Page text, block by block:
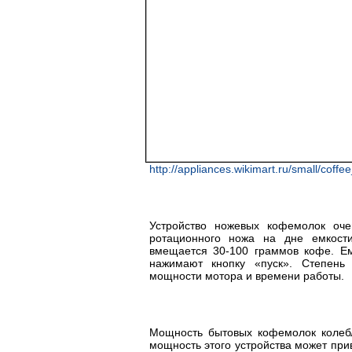
http://appliances.wikimart.ru/small/
Устройство ножевых кофемолок
ротационного ножа на дне
вмещается 30-100 граммов кофе.
нажимают кнопку «пуск».
мощности мотора и времени работы.
Мощность бытовых кофемолок
мощность этого устройства может